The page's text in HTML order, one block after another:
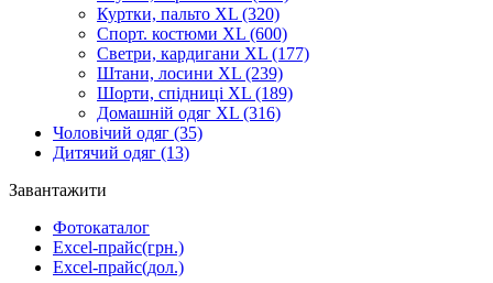
Куртки, пальто XL (320)
Спорт. костюми XL (600)
Светри, кардигани XL (177)
Штани, лосини XL (239)
Шорти, спідниці XL (189)
Домашній одяг XL (316)
Чоловічий одяг (35)
Дитячий одяг (13)
Завантажити
Фотокаталог
Excel-прайс(грн.)
Excel-прайс(дол.)